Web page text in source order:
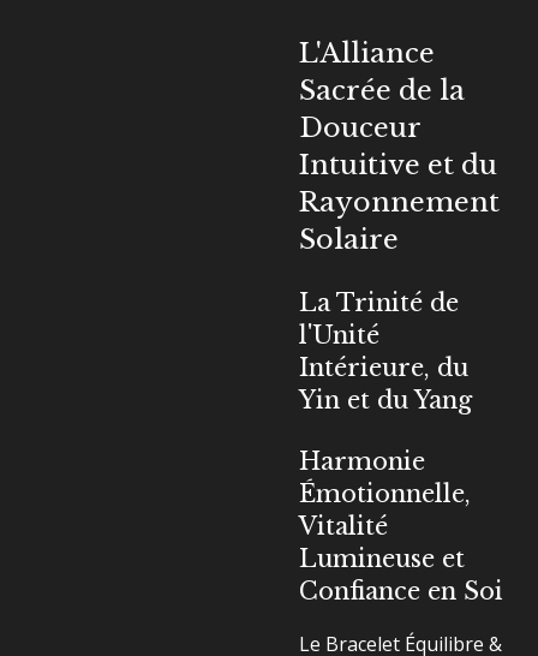
L'Alliance
Sacrée de la
Douceur
Intuitive et du
Rayonnement
Solaire
La Trinité de
l'Unité
Intérieure, du
Yin et du Yang
Harmonie
Émotionnelle,
Vitalité
Lumineuse et
Confiance en Soi
Le Bracelet Équilibre &